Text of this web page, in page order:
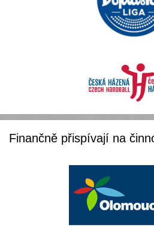
Finančně přispívají na